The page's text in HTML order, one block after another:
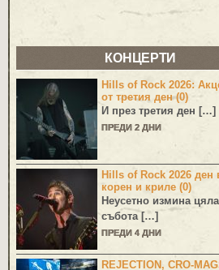
КОНЦЕРТИ
Hills of Rock 2026:
от третия ден (0)
И през третия ден […]
ПРЕДИ 2 ДНИ
Hills of Rock 2026 ден
корен и криле (0)
Неусетно измина
събота […]
ПРЕДИ 4 ДНИ
REJECTION, CRO-